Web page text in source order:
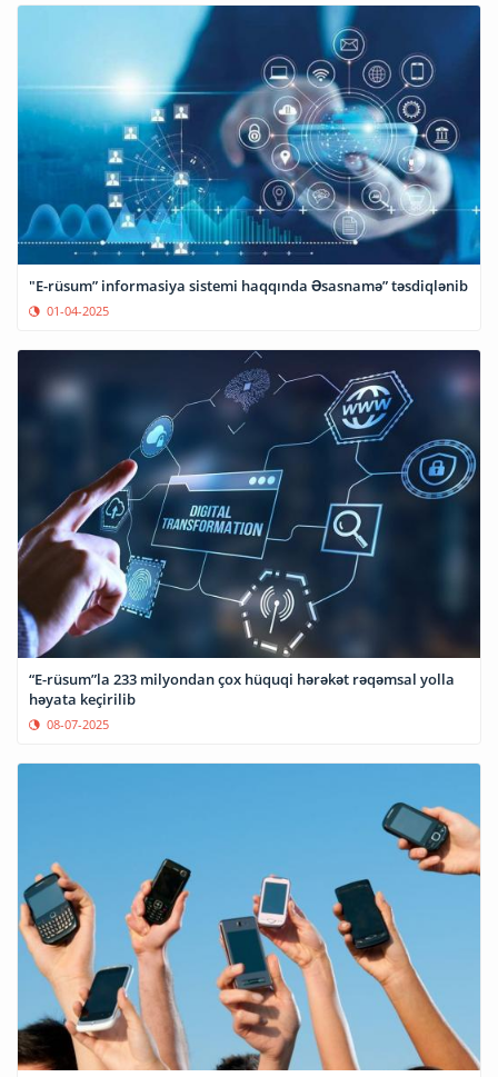
"E-rüsum” informasiya sistemi haqqında Əsasnamə” təsdiqlənib
01-04-2025
“E-rüsum”la 233 milyondan çox hüquqi hərəkət rəqəmsal yolla
həyata keçirilib
08-07-2025